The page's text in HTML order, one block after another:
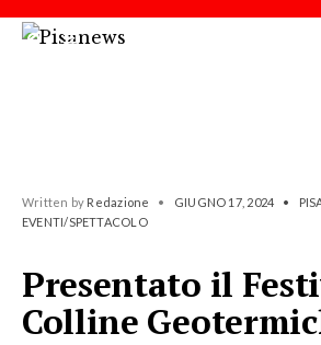
Written by Redazione • GIUGNO 17, 2024 •
EVENTI/SPETTACOLO
Presentato il
Colline